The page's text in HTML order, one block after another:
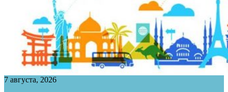
7 августа, 2026